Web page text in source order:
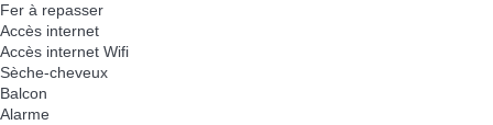
Fer à repasser
Accès internet
Accès internet Wifi
Sèche-cheveux
Balcon
Alarme